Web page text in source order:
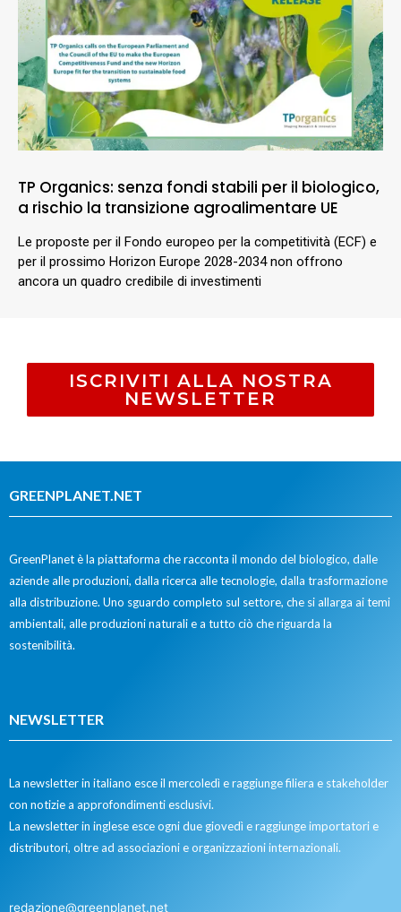
TP Organics: senza fondi stabili per il biologico,
a rischio la transizione agroalimentare UE
Le proposte per il Fondo europeo per la competitività (ECF) e
per il prossimo Horizon Europe 2028-2034 non offrono
ancora un quadro credibile di investimenti
ISCRIVITI ALLA NOSTRA
NEWSLETTER
GREENPLANET.NET
GreenPlanet è la piattaforma che racconta il mondo del biologico, dalle
aziende alle produzioni, dalla ricerca alle tecnologie, dalla trasformazione
alla distribuzione. Uno sguardo completo sul settore, che si allarga ai temi
ambientali, alle produzioni naturali e a tutto ciò che riguarda la
sostenibilità.
NEWSLETTER
La newsletter in italiano esce il mercoledì e raggiunge filiera e stakeholder
con notizie a approfondimenti esclusivi.
La newsletter in inglese esce ogni due giovedì e raggiunge importatori e
distributori, oltre ad associazioni e organizzazioni internazionali.
redazione@greenplanet.net